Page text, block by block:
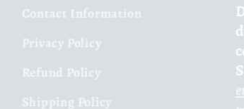
Contact Information
Privacy Policy
Refund Policy
Shipping Policy